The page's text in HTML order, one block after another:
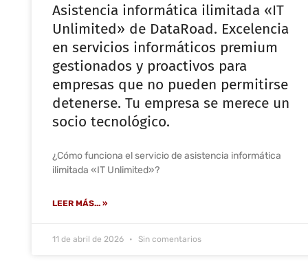
Asistencia informática ilimitada «IT
Unlimited» de DataRoad. Excelencia
en servicios informáticos premium
gestionados y proactivos para
empresas que no pueden permitirse
detenerse. Tu empresa se merece un
socio tecnológico.
¿Cómo funciona el servicio de asistencia informática
ilimitada «IT Unlimited»?
LEER MÁS... »
11 de abril de 2026 Sin comentarios